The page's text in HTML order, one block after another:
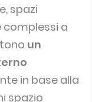
spazi
a
un
in base alla
spazio